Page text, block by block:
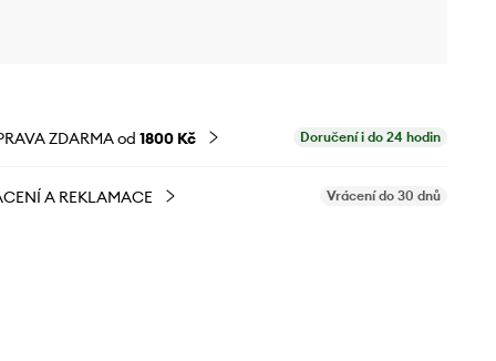
ZDARMA od 1800 Kč Doručení i do 24 hodin
A REKLAMACE Vrácení do 30 dnů